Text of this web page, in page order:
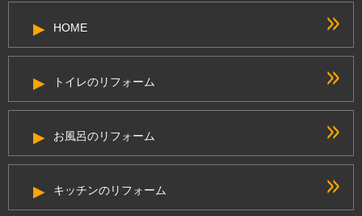
HOME
トイレのリフォーム
お風呂のリフォーム
キッチンのリフォーム